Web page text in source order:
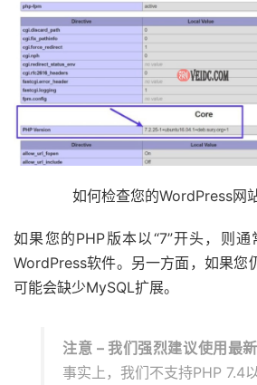
如何检查您的WordPress网
如果您的PHP版本以“7”开头，则
WordPress软件。另一方面，如果您
可能会缺少MySQL扩展。
注意 – 我们强烈建议使用最
事实上，我们不支持PHP 7.4